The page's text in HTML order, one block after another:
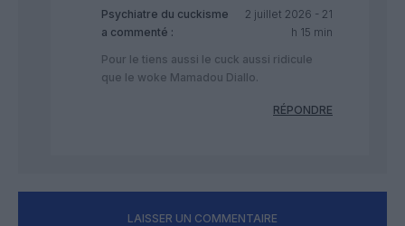
Psychiatre du cuckisme
a commenté :
2 juillet 2026 - 21
h 15 min
Pour le tiens aussi le cuck aussi ridicule
que le woke Mamadou Diallo.
RÉPONDRE
LAISSER UN COMMENTAIRE